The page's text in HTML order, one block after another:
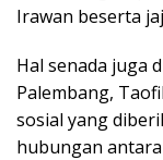
Irawan beserta
Hal senada juga
Palembang,
sosial yang
hubungan